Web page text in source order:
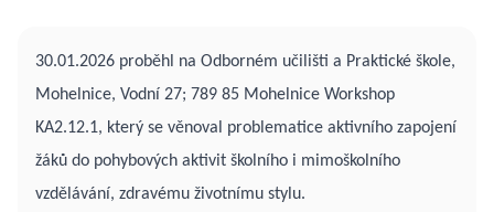
30.01.2026 proběhl na Odborném učilišti a Praktické škole,
Mohelnice, Vodní 27; 789 85 Mohelnice Workshop
KA2.12.1, který se věnoval problematice aktivního zapojení
žáků do pohybových aktivit školního i mimoškolního
vzdělávání, zdravému životnímu stylu.